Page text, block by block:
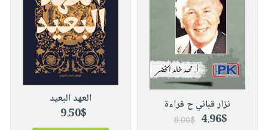
نزار قباني ح قراءة
4.96$
8.00$
العهد البعيد
9.50$